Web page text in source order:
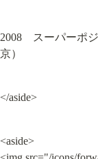
2008　スーパーポ
京）
</aside>
<aside>